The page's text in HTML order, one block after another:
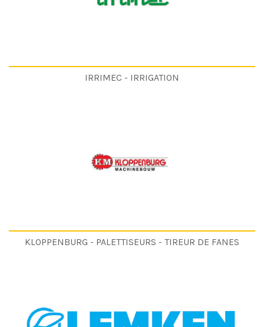
IRRIMEC - IRRIGATION
KLOPPENBURG - PALETTISEURS - TIREUR DE FANES